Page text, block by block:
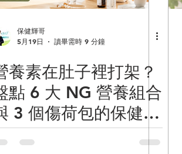
保健輝哥
5月19日
讀畢需時 9 分鐘
養素在肚子裡打架？
點 6 大 NG 營養組合
3 個傷荷包的保健食
錯誤吃法